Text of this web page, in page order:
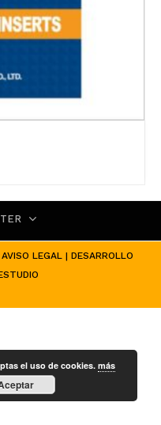
AVISO LEGAL | DESARROLLO
el uso de cookies.más